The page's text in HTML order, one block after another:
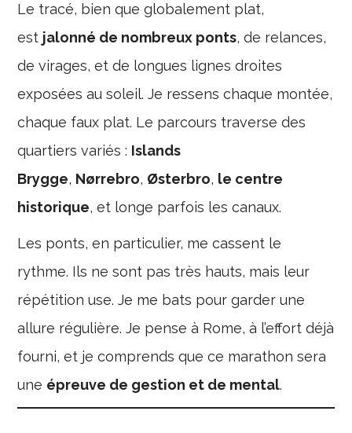
Le tracé, bien que globalement plat,
est jalonné de nombreux ponts, de relances,
de virages, et de longues lignes droites
exposées au soleil. Je ressens chaque montée,
chaque faux plat. Le parcours traverse des
quartiers variés : Islands
Brygge, Nørrebro, Østerbro, le centre
historique, et longe parfois les canaux.
Les ponts, en particulier, me cassent le
rythme. Ils ne sont pas très hauts, mais leur
répétition use. Je me bats pour garder une
allure régulière. Je pense à Rome, à l’effort déjà
fourni, et je comprends que ce marathon sera
une épreuve de gestion et de mental.